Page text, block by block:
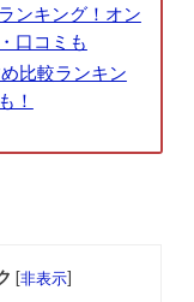
ンキング！オン
口コミも
比較ランキン
！
[非表示]